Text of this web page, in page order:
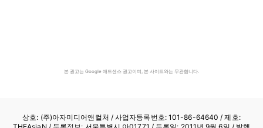
본 광고는 Google 애드센스 광고이며, 본 사이트와는 무관합니다.
상호: (주)아자미디어앤컬처 /사업자등록번호: 101-86-64640 / 제호: